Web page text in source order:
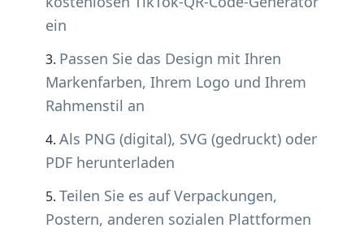
ein
Passen Sie das Design mit Ihren
Markenfarben, Ihrem Logo und Ihrem
Rahmenstil an
Als PNG (digital), SVG (gedruckt) oder
PDF herunterladen
Teilen Sie es auf Verpackungen,
Postern, anderen sozialen Plattformen